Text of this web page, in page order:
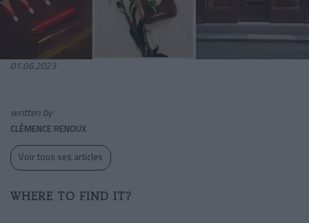
01.06.2023
written by
CLÉMENCE RENOUX
Voir tous ses articles
WHERE TO FIND IT?